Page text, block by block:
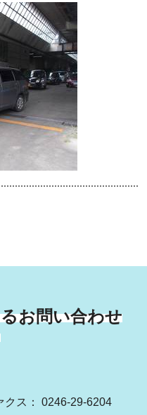
お問い合わせ
クス： 0246-29-6204